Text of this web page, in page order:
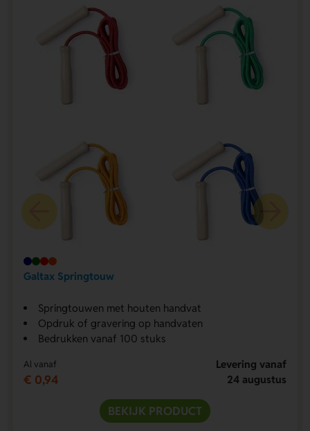
Galtax Springtouw
Springtouwen met houten handvat
Opdruk of gravering op handvaten
Bedrukken vanaf 100 stuks
Al vanaf
€ 0,94
Levering vanaf
24 augustus
BEKIJK PRODUCT